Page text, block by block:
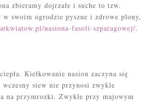
zbieramy dojrzałe i suche to tzw.
w swoim ogrodzie pyszne i zdrowe plony,
nasiona-fasoli-szparagowej/.
Kiełkowanie nasion zaczyna się
siew nie przynosi zwykle
na przymrozki. Zwykle przy majowym